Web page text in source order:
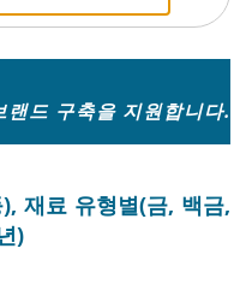
랜드 구축을 지원합니다.
재료 유형별(금, 백금,
)